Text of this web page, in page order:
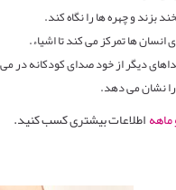
بزند و چهره ها را نگاه کند.
انسان ها تمرکز می کند تا اشیاء.
دیگر از خود صدای کودکانه در
نشان می دهد.
ماههاطلاعات بیشتری کسب کنید.